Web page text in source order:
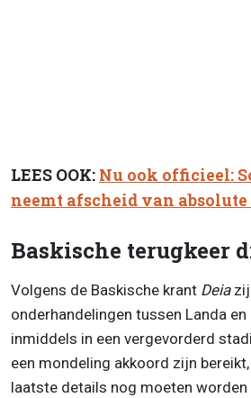
LEES OOK: Nu ook officieel:
neemt afscheid van
Baskische terugkeer
Volgens de Baskische krant Deia
onderhandelingen tussen Landa en
inmiddels in een vergevorderd
een mondeling akkoord zijn
laatste details nog moeten